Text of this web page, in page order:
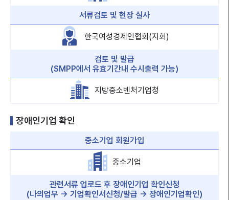
서류검토 및 현장 실사
한국여성경제인협회(지회)
검토 및 발급
(SMPP에서 유효기간내 수시출력 가능)
지방중소벤처기업청
장애인기업 확인
중소기업 회원가입
중소기업
관련서류 업로드 후 장애인기업 확인신청
(나의업무 → 기업확인서신청/발급 → 장애인기업확인)